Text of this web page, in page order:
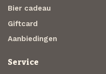
Bier cadeau
Giftcard
Aanbiedingen
Service